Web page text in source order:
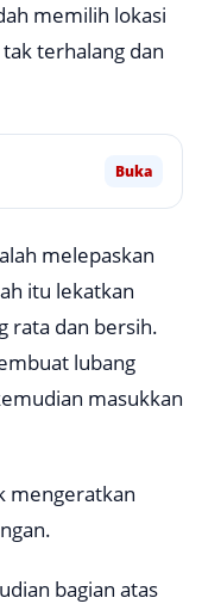
memilih lokasi
terhalang dan
Buka
melepaskan
itu lekatkan
rata dan bersih.
lubang
masukkan
mengeratkan
bagian atas